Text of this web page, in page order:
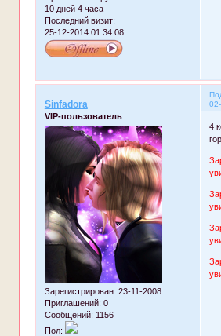
10 дней 4 часа
Последний визит:
25-12-2014 01:34:08
Sinfadora
VIP-пользователь
Зарегистрирован: 23-11-2008
Приглашений: 0
Сообщений: 1156
Пол:
4